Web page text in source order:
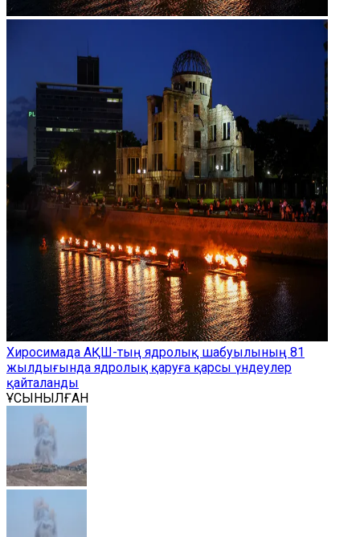
Хиросимада АҚШ-тың ядролық шабуылының 81
жылдығында ядролық қаруға қарсы үндеулер
қайталанды
ҰСЫНЫЛҒАН